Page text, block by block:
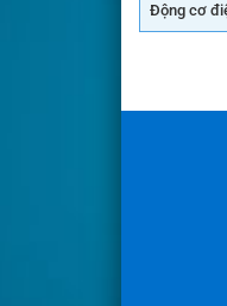
Động cơ